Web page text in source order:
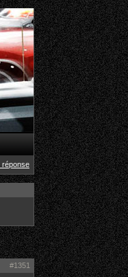
réponse
#1351